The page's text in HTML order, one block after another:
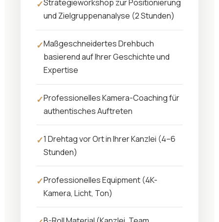
Strategieworkshop zur Positionierung
und Zielgruppenanalyse (2 Stunden)
Maßgeschneidertes Drehbuch
basierend auf Ihrer Geschichte und
Expertise
Professionelles Kamera-Coaching für
authentisches Auftreten
1 Drehtag vor Ort in Ihrer Kanzlei (4–6
Stunden)
Professionelles Equipment (4K-
Kamera, Licht, Ton)